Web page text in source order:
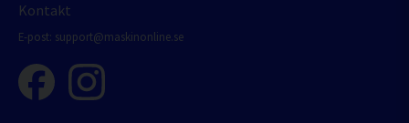
Kontakt
E-post: support@maskinonline.se